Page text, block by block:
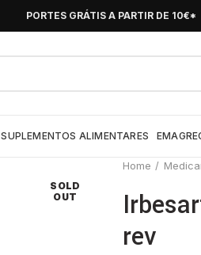
PORTES GRÁTIS A PARTIR DE 10€*
SUPLEMENTOS ALIMENTARES
SOLD
OUT
Home
rev